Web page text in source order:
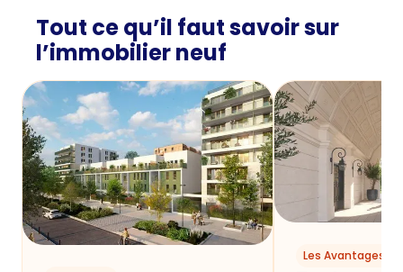
Tout ce qu’il faut savoir sur
l’immobilier neuf
Les Avantages